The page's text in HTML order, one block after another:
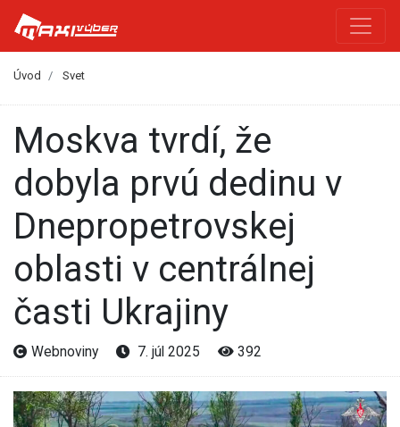
Úvod Svet
Moskva tvrdí, že
dobyla prvú dedinu v
Dnepropetrovskej
oblasti v centrálnej
časti Ukrajiny
Webnoviny 7. júl 2025 392